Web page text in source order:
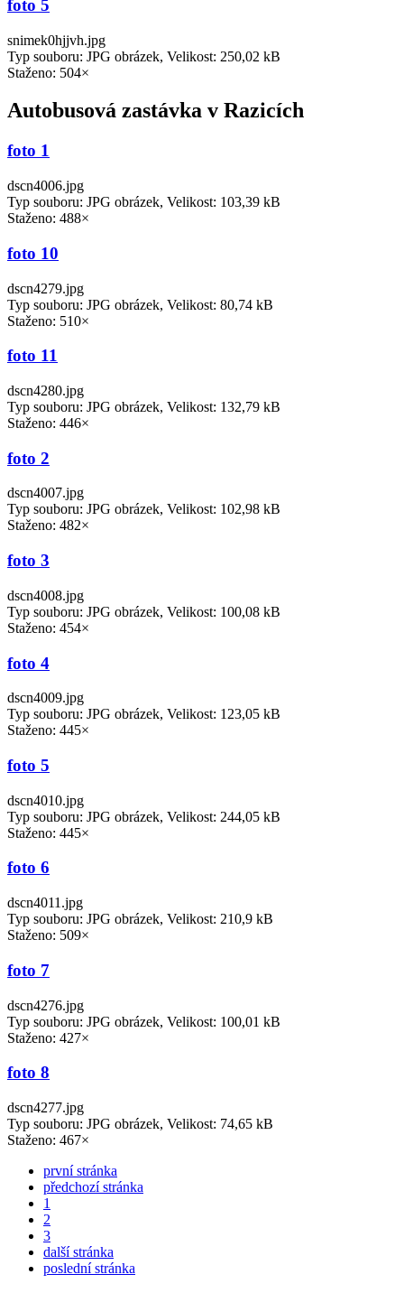
foto 5
snimek0hjjvh.jpg
Typ souboru: JPG obrázek, Velikost: 250,02 kB
Staženo: 504×
Autobusová zastávka v Razicích
foto 1
dscn4006.jpg
Typ souboru: JPG obrázek, Velikost: 103,39 kB
Staženo: 488×
foto 10
dscn4279.jpg
Typ souboru: JPG obrázek, Velikost: 80,74 kB
Staženo: 510×
foto 11
dscn4280.jpg
Typ souboru: JPG obrázek, Velikost: 132,79 kB
Staženo: 446×
foto 2
dscn4007.jpg
Typ souboru: JPG obrázek, Velikost: 102,98 kB
Staženo: 482×
foto 3
dscn4008.jpg
Typ souboru: JPG obrázek, Velikost: 100,08 kB
Staženo: 454×
foto 4
dscn4009.jpg
Typ souboru: JPG obrázek, Velikost: 123,05 kB
Staženo: 445×
foto 5
dscn4010.jpg
Typ souboru: JPG obrázek, Velikost: 244,05 kB
Staženo: 445×
foto 6
dscn4011.jpg
Typ souboru: JPG obrázek, Velikost: 210,9 kB
Staženo: 509×
foto 7
dscn4276.jpg
Typ souboru: JPG obrázek, Velikost: 100,01 kB
Staženo: 427×
foto 8
dscn4277.jpg
Typ souboru: JPG obrázek, Velikost: 74,65 kB
Staženo: 467×
první stránka
předchozí stránka
1
2
3
další stránka
poslední stránka